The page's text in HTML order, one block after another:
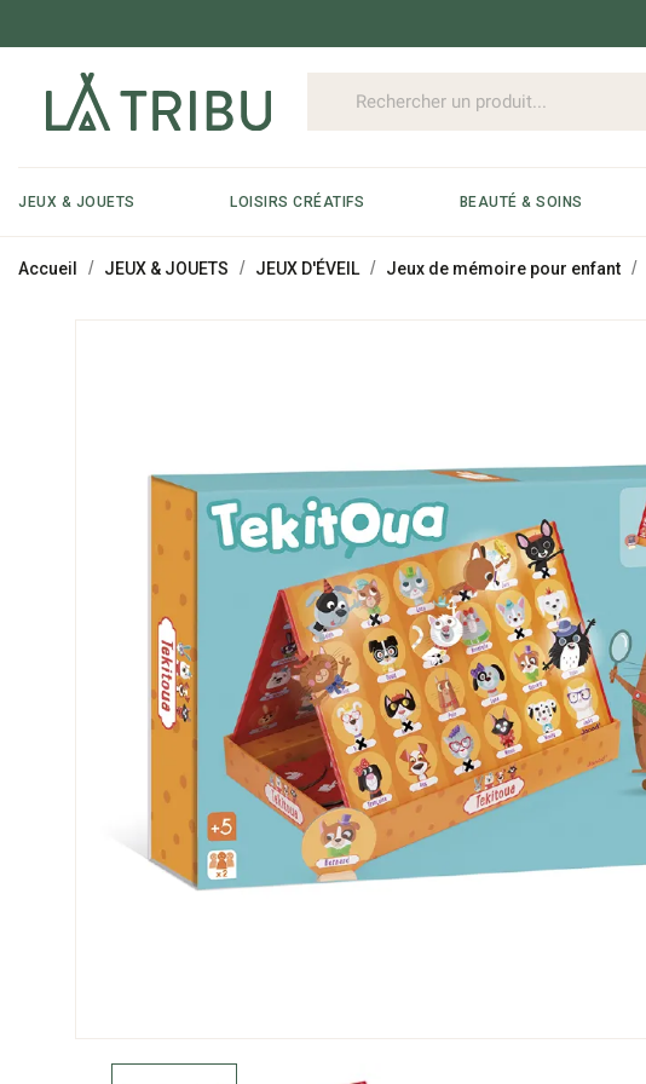
JEUX & JOUETS LOISIRS CRÉATIFS BEAUTÉ & SOINS
Accueil JEUX & JOUETS JEUX D'ÉVEIL Jeux de mémoire pour enfant